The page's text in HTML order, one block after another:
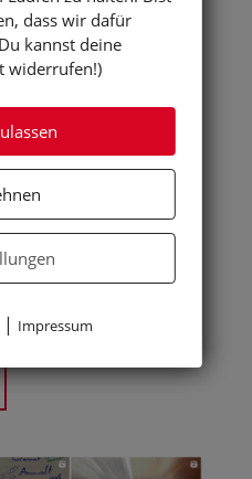
noch andere Anbieter.
sinnvoll bei der
uns auf Ihren Anruf
Ihre E-Mail an
dass wir dafür
kannst deine
widerrufen!)
Impressum